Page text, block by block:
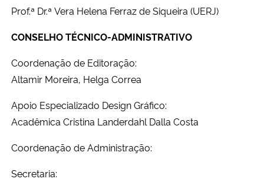
Prof.ª Dr.ª Vera Helena Ferraz de Siqueira (UERJ)
CONSELHO TÉCNICO-ADMINISTRATIVO
Coordenação de Editoração:
Altamir Moreira, Helga Correa
Apoio Especializado Design Gráfico:
Acadêmica Cristina Landerdahl Dalla Costa
Coordenação de Administração:
Secretaria: